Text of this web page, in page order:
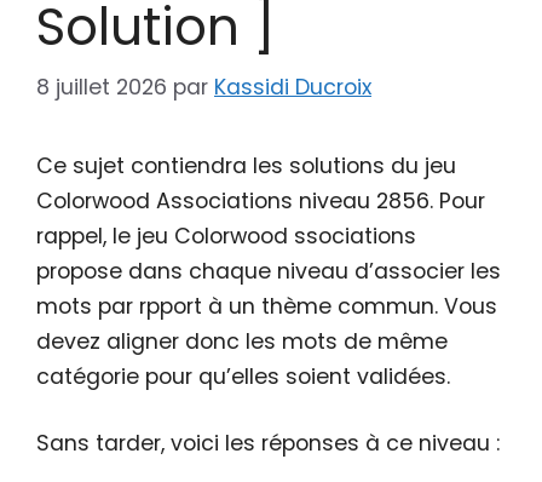
Solution ]
8 juillet 2026 par Kassidi Ducroix
Ce sujet contiendra les solutions du jeu
Colorwood Associations niveau 2856. Pour
rappel, le jeu Colorwood ssociations
propose dans chaque niveau d’associer les
mots par rpport à un thème commun. Vous
devez aligner donc les mots de même
catégorie pour qu’elles soient validées.
Sans tarder, voici les réponses à ce niveau :